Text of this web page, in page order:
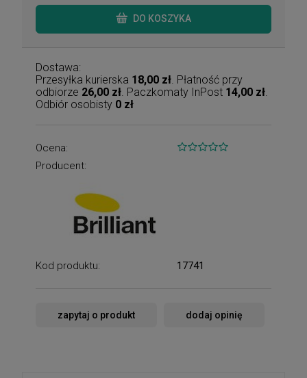
DO KOSZYKA
Dostawa:
Przesyłka kurierska 18,00 zł . Płatność przy
odbiorze 26,00 zł . Paczkomaty InPost 14,00 zł
Odbiór osobisty 0 zł
Ocena:
Producent:
Kod produktu: 17741
zapytaj o produkt dodaj opinię